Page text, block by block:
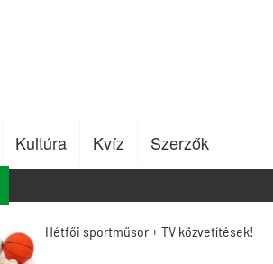
Kultúra Kvíz Szerzők
Hétfői sportműsor + TV közvetítések!